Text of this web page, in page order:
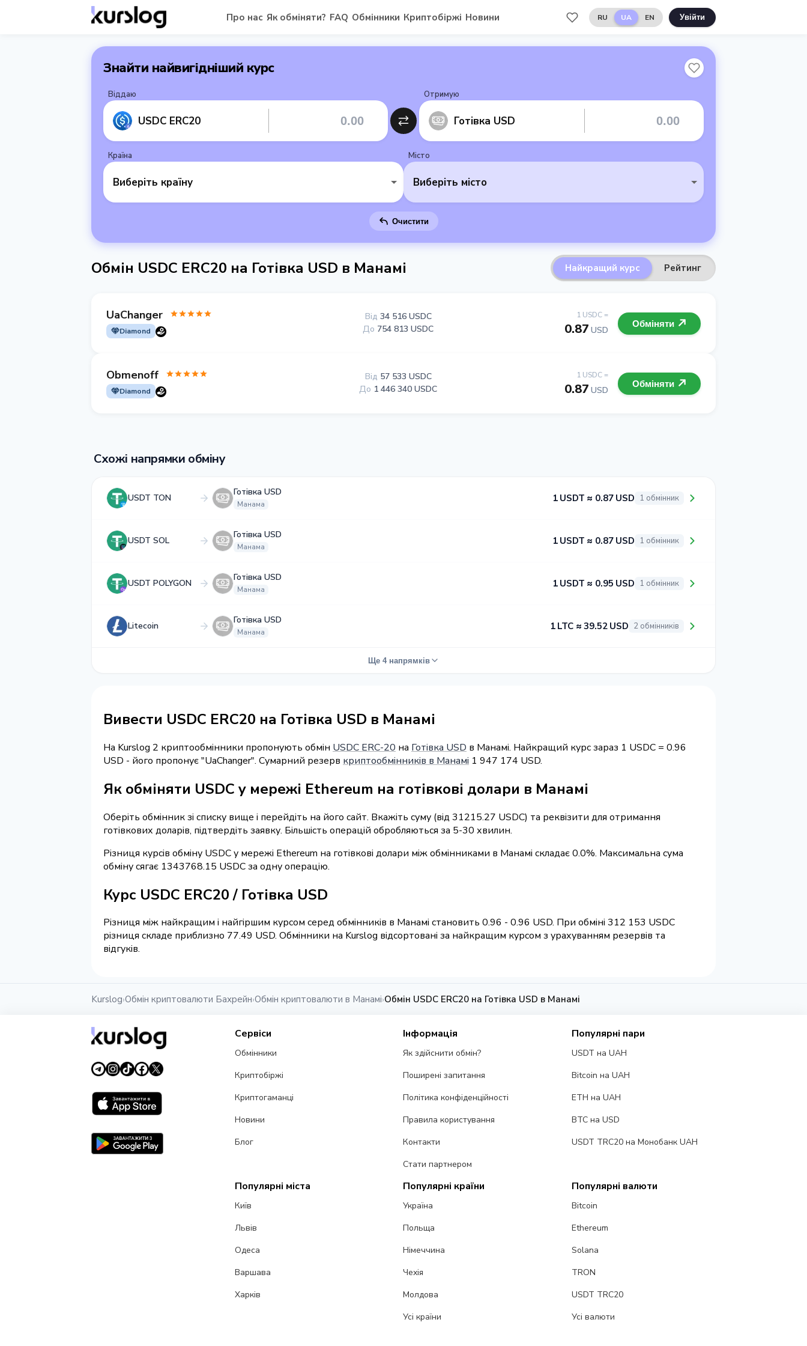
Про нас Як обміняти? FAQ Обмінники Криптобіржі Новини RU UA EN Увійти
Знайти найвигідніший курс
Віддаю
USDC ERC20
Отримую
Готівка USD
Країна
Виберіть країну
Місто
Виберіть місто
Очистити
Обмін USDC ERC20 на Готівка USD в Манамі Найкращий курс Рейтинг
UaChanger
Diamond
1 USDC =
0.87 USD
Від 34 516 USDC
До 754 813 USDC Обміняти
Obmenoff
Diamond
1 USDC =
0.87 USD
Від 57 533 USDC
До 1 446 340 USDC Обміняти
Схожі напрямки обміну
USDT TON
Готівка USD
Манама
1 USDT ≈ 0.87 USD 1 обмінник
USDT SOL
Готівка USD
Манама
1 USDT ≈ 0.87 USD 1 обмінник
USDT POLYGON
Готівка USD
Манама
1 USDT ≈ 0.95 USD 1 обмінник
Litecoin
Готівка USD
Манама
1 LTC ≈ 39.52 USD 2 обмінників
Ще 4 напрямків
Вивести USDC ERC20 на Готівка USD в Манамі
На Kurslog 2 криптообмінники пропонують обмін USDC ERC-20 на Готівка USD в Манамі. Найкращий курс зараз 1 USDC = 0.96
USD - його пропонує "UaChanger". Сумарний резерв криптообмінників в Манамі 1 947 174 USD.
Як обміняти USDC у мережі Ethereum на готівкові долари в Манамі
Оберіть обмінник зі списку вище і перейдіть на його сайт. Вкажіть суму (від 31215.27 USDC) та реквізити для отримання
готівкових доларів, підтвердіть заявку. Більшість операцій обробляються за 5-30 хвилин.
Різниця курсів обміну USDC у мережі Ethereum на готівкові долари між обмінниками в Манамі складає 0.0%. Максимальна сума
обміну сягає 1343768.15 USDC за одну операцію.
Курс USDC ERC20 / Готівка USD
Різниця між найкращим і найгіршим курсом серед обмінників в Манамі становить 0.96 - 0.96 USD. При обміні 312 153 USDC
різниця складе приблизно 77.49 USD. Обмінники на Kurslog відсортовані за найкращим курсом з урахуванням резервів та
відгуків.
Kurslog›Обмін криптовалюти Бахрейн›Обмін криптовалюти в Манамі›Обмін USDC ERC20 на Готівка USD в Манамі
Сервіси
Обмінники
Криптобіржі
Криптогаманці
Новини
Блог
Інформація
Як здійснити обмін?
Поширені запитання
Політика конфіденційності
Правила користування
Контакти
Стати партнером
Популярні пари
USDT на UAH
Bitcoin на UAH
ETH на UAH
BTC на USD
USDT TRC20 на Монобанк UAH
Популярні міста
Київ
Львів
Одеса
Варшава
Харків
Популярні країни
Україна
Польща
Німеччина
Чехія
Молдова
Усі країни
Популярні валюти
Bitcoin
Ethereum
Solana
TRON
USDT TRC20
Усі валюти